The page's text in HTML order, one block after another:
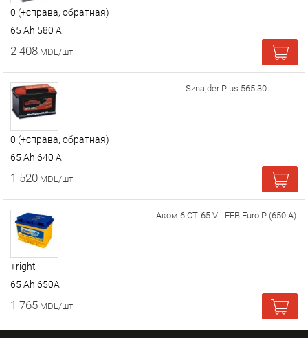
0 (+справа, обратная)
65 Ah 580 A
2 408 MDL/шт
Sznajder Plus 565 30
0 (+справа, обратная)
65 Ah 640 A
1 520 MDL/шт
Аком 6 СТ-65 VL EFB Euro P (650 A)
+right
65 Ah 650A
1 765 MDL/шт